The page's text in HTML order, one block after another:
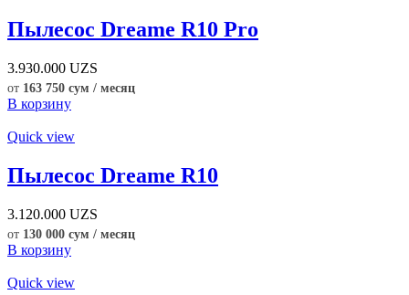
Пылесос Dreame R10 Pro
3.930.000 UZS
от 163 750 сум / месяц
В корзину
Quick view
Пылесос Dreame R10
3.120.000 UZS
от 130 000 сум / месяц
В корзину
Quick view